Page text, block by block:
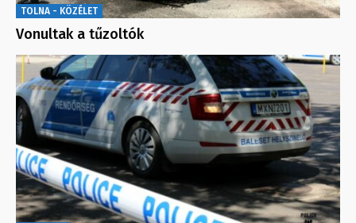
TOLNA - KÖZÉLET
Vonultak a tűzoltók